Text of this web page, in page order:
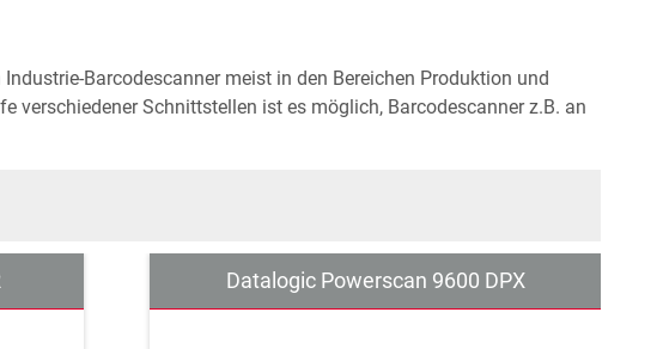
Barcodescanner meist in den Bereichen Produktion und
Schnittstellen ist es möglich, Barcodescanner z.B. an
Datalogic Powerscan 9600 DPX